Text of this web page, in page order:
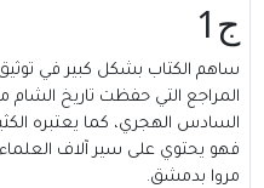
ج1
ساهم الكتاب بشكل كبير في
المراجع التي حفظت تاريخ الشام
السادس الهجري، كما يعتبره
فهو يحتوي على سير آلاف العلماء
مروا بدمشق.